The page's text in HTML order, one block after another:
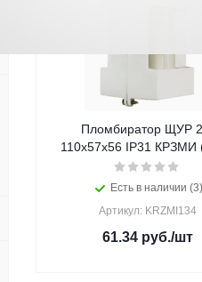
Пломбиратор ЩУР
110х57х56 IP31 КРЗМИ
Есть в наличии (3)
Артикул: KRZMI134
61.34руб./шт